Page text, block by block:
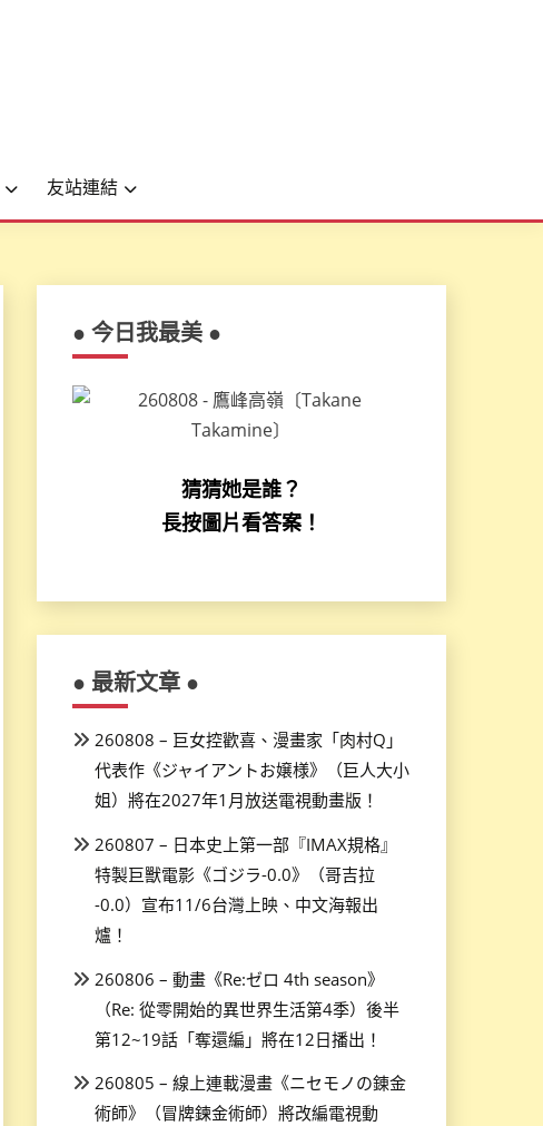
友站連結
● 今日我最美 ●
猜猜她是誰？
長按圖片看答案！
● 最新文章 ●
260808 – 巨女控歡喜、漫畫家「肉村Q」
代表作《ジャイアントお嬢様》（巨人大小
姐）將在2027年1月放送電視動畫版！
260807 – 日本史上第一部『IMAX規格』
特製巨獸電影《ゴジラ-0.0》（哥吉拉
-0.0）宣布11/6台灣上映、中文海報出
爐！
260806 – 動畫《Re:ゼロ 4th season》
（Re: 從零開始的異世界生活第4季）後半
第12~19話「奪還編」將在12日播出！
260805 – 線上連載漫畫《ニセモノの錬金
術師》（冒牌鍊金術師）將改編電視動